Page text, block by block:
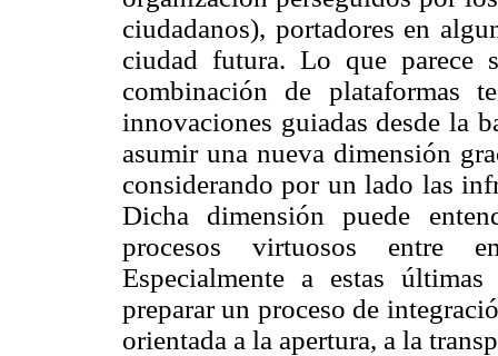
ciudadanos), portadores en
ciudad futura. Lo que parece
combinación de plataformas
innovaciones guiadas desde la
asumir una nueva dimensión
considerando por un lado las
Dicha dimensión puede
procesos virtuosos entre
Especialmente a estas
preparar un proceso de
orientada a la apertura, a la